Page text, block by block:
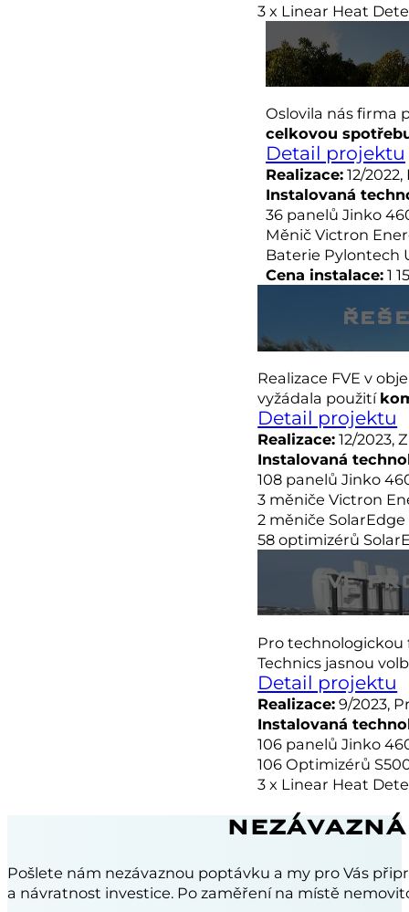
3 x Linear Heat
Oslovila nás firma
celkovou
Detail projektu
Realizace: 12/
Instalovaná
36 panelů Jinko
Měnič Victron
Baterie Pylontech
Cena instalace: 1
Realizace FVE v
vyžádala použití
Detail projektu
Realizace: 12/2023,
Instalovaná
108 panelů Jinko
3 měniče Victron
2 měniče SolarEdge
58 optimizérů
FVE
Pro
Technics jasnou
Detail projektu
Realizace: 9/2023,
Instalovaná
106 panelů Jinko
106 Optimizérů
3 x Linear Heat
Pošlete nám nezávaznou poptávku a my pro Vás
a návratnost investice. Po zaměření na místě